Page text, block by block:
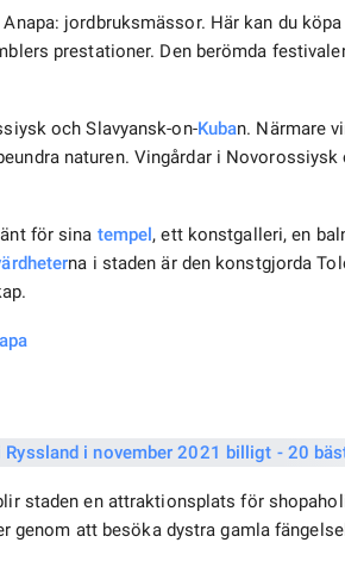
jordbruksmässor. Här kan du
prestationer. Den berömda
och Slavyansk-on-Kuban. Närmare
naturen. Vingårdar i
för sina tempel , ett konstgalleri, en
na i staden är den konstgjorda
staden en attraktionsplats för
genom att besöka dystra gamla